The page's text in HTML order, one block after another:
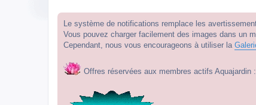
Le système de notifications remplace les
Vous pouvez charger facilement des images dans un
Cependant, nous vous encourageons à utiliser la
Offres réservées aux membres actifs Aquajardin :